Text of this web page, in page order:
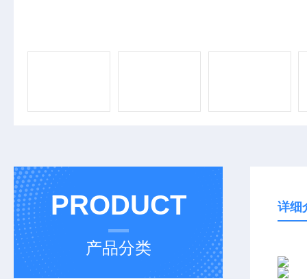
PRODUCT
产品分类
详细